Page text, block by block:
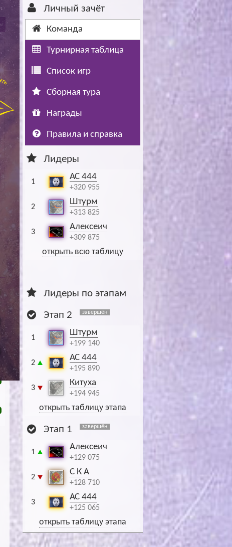
Хоккей — КХЛ
Hound: блог болельщика
Ragnar: блог болельщика
Личный зачёт
Команда
Турнирная таблица
Список игр
Сборная тура
Награды
Правила и справка
Лидеры
1
АС 444
+320 955
2
Штурм
+313 825
3
Алексеич
+309 875
открыть всю таблицу
Лидеры по этапам
Этап 2 завершён
1
Штурм
+199 140
2
АС 444
+195 890
3
Китуха
+194 945
открыть таблицу этапа
Этап 1 завершён
1
Алексеич
+129 075
2
С К А
+128 710
3
АС 444
+125 065
открыть таблицу этапа